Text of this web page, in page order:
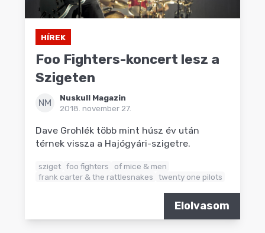
HÍREK
Foo Fighters-koncert lesz a
Szigeten
NM
Nuskull Magazin
2018. november 27.
Dave Grohlék több mint húsz év után
térnek vissza a Hajógyári-szigetre.
sziget foo fighters
of mice & men
frank carter & the rattlesnakes
twenty one pilots
Elolvasom